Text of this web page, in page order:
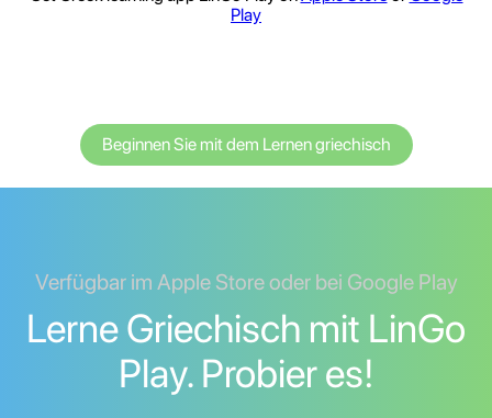
Play
Beginnen Sie mit dem Lernen griechisch
Verfügbar im Apple Store oder bei Google Play
Lerne Griechisch mit LinGo
Play. Probier es!